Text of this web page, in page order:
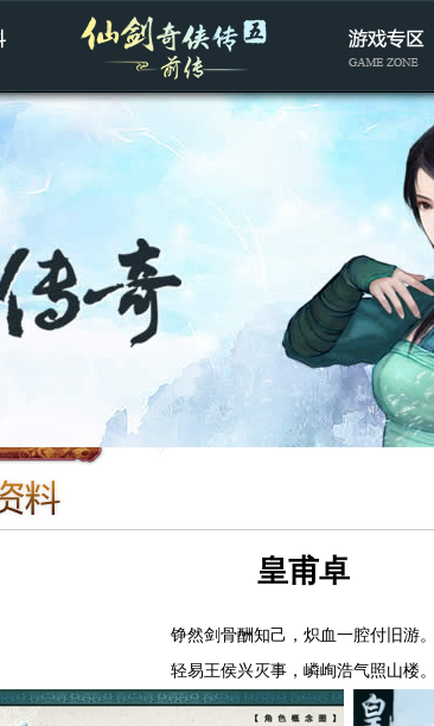
皇甫卓
铮然剑骨酬知己，炽血一腔付旧游
轻易王侯兴灭事，嶙峋浩气照山楼